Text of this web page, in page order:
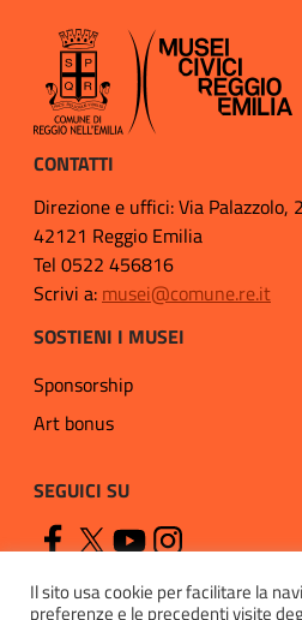
CONTATTI
Direzione e uffici: Via Palazzolo, 2
42121 Reggio Emilia
Tel 0522 456816
Scrivi a: musei@comune.re.it
SOSTIENI I MUSEI
Sponsorship
Art bonus
SEGUICI SU
Il sito usa cookie per facilitare la
preferenze e le precedenti visite